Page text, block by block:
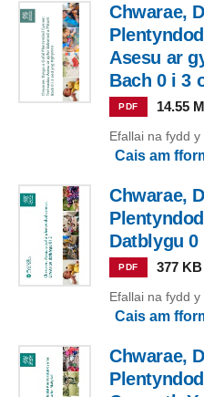
Chwarae,
Asesu ar
Bach 0 i 3
PDF 14.55
Efallai na fydd y
Cais am
Chwarae,
Datblygu 0
PDF 377 KB
Efallai na fydd y
Cais am
Chwarae,